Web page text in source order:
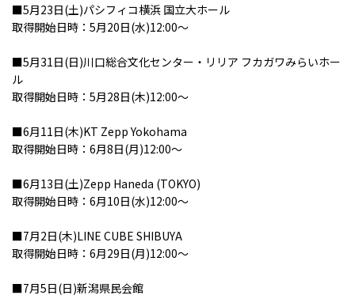
■5月23日(土)パシフィコ横浜 国立大ホール
取得開始日時：5月20日(水)12:00～
■5月31日(日)川口総合文化センター・リリア フカガワみらいホー
ル
取得開始日時：5月28日(木)12:00～
■6月11日(木)KT Zepp Yokohama
取得開始日時：6月8日(月)12:00～
■6月13日(土)Zepp Haneda (TOKYO)
取得開始日時：6月10日(水)12:00～
■7月2日(木)LINE CUBE SHIBUYA
取得開始日時：6月29日(月)12:00～
■7月5日(日)新潟県民会館